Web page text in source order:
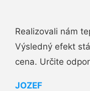
Realizovali nám
Výsledný efekt
cena. Určite
JOZEF